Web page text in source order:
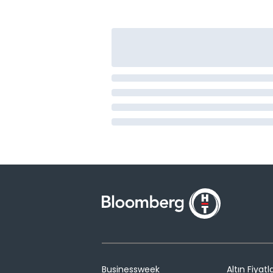
Businessweek
Altın